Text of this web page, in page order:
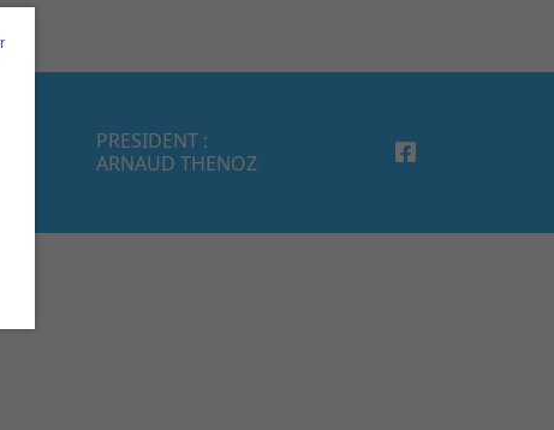
PRESIDENT :
ARNAUD THENOZ